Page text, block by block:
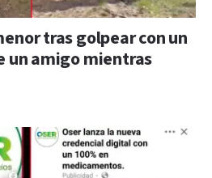
tras golpear con un
un amigo mientras